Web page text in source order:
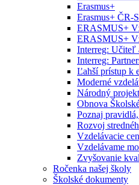
Erasmus+
Erasmus+ ČR-
ERASMUS+
ERASMUS+
Interreg: Učiteľ
Interreg:
Ľahší prístup k
Moderné
Národný
Obnova
Poznaj
Rozvoj
Vzdelávacie
Vzdelávame
Zvyšovanie
Ročenka našej školy
Školské dokumenty